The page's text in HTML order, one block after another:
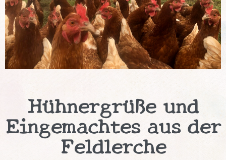
Hühnergrüße und
Eingemachtes aus der
Feldlerche